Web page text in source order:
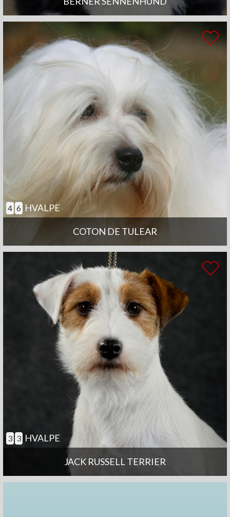
COTON DE TULEAR
4 6 HVALPE
JACK RUSSELL TERRIER
3 3 HVALPE